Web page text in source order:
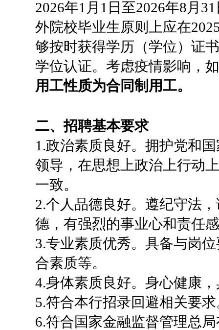
2026年1月1日至2026年8月
外院校毕业生原则上应在
够按时获得学历（学位）证
学位认证。考虑疫情影响，
用工性质为合同制用工。
二、招聘基本要求
1.政治素质良好。拥护党和
领导，在思想上政治上行动
一致。
2.个人品德良好。遵纪守法
德，有强烈的事业心和责任
3.专业素质优秀。具备与岗
合素质等。
4.身体素质良好。身心健康
5.符合本行招录回避相关要
6.符合国家金融监督管理总